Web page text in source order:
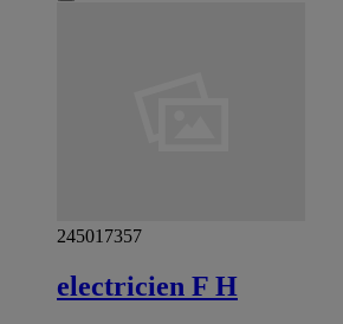
245017357
electricien F H